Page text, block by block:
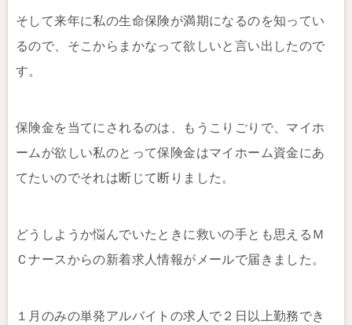
そして来年に私の生命保険が満期になるのを知ってい
るので、そこからまかなって欲しいと言い出したので
す。
保険金を当てにされるのは、もうこりごりで、マイホ
ームが欲しい私のとって保険金はマイホーム資金にあ
てたいのでそれは断じて断りました。
どうしようか悩んでいたときに救いの手とも思えるＭ
Ｃナースからの新着求人情報がメールで届きました。
１月のみの単発アルバイトの求人で２日以上勤務でき